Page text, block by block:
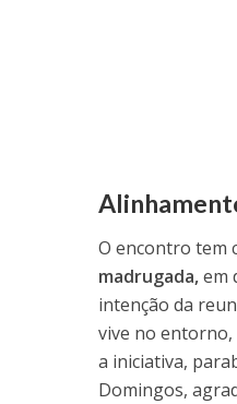
O encontro tem
madrugada,em
intenção da
vive no entorno,
a iniciativa,
Domingos,